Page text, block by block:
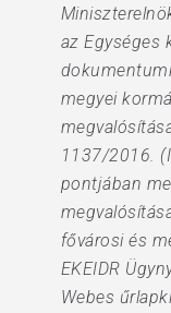
az Egységes
megyei
1137/2016.
pontjában
fővárosi és
EKEIDR
Webes